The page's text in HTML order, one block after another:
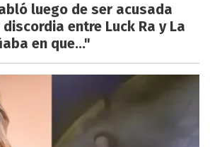
luego de ser acusada
entre Luck Ra y La
en que..."